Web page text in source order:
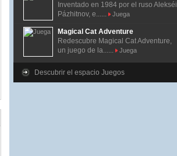
Inventado en 1984 por el ruso Alekséi
Pázhitnov, e......
Juega
Magical Cat Adventure
Redescubre Magical Cat Adventure,
un juego de la......
Juega
Descubrir el espacio Juegos